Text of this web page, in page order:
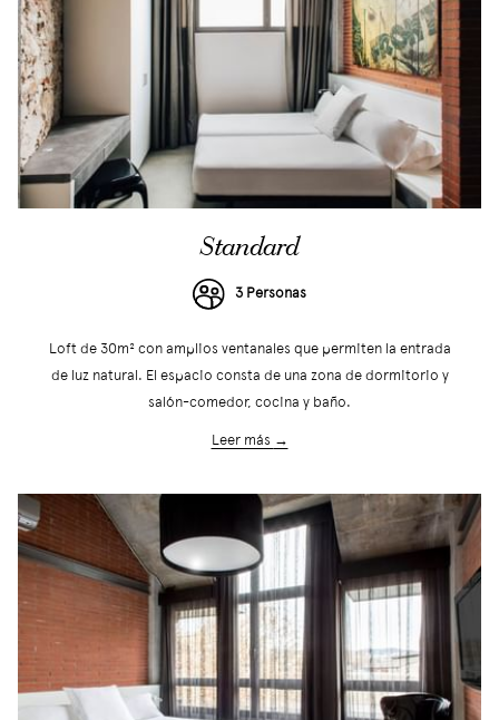
Standard
3 Personas
Loft de 30m² con amplios ventanales que permiten la entrada
de luz natural. El espacio consta de una zona de dormitorio y
salón-comedor, cocina y baño.
Leer más